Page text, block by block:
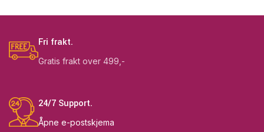
Fri frakt.
Gratis frakt over 499,-
24/7 Support.
Åpne e-postskjema